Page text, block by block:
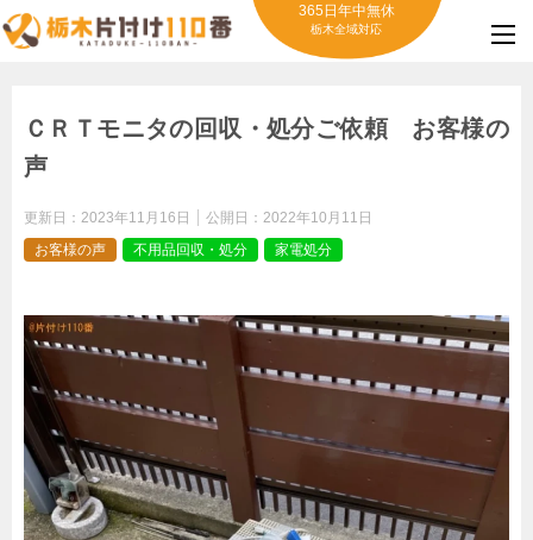
365日年中無休
栃木全域対応
ＣＲＴモニタの回収・処分ご依頼 お客様の
声
更新日： 2023年11月16日 公開日： 2022年10月11日
お客様の声
不用品回収・処分 家電処分